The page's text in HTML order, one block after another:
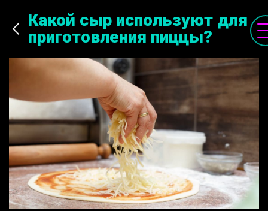
Какой сыр используют для
приготовления пиццы?